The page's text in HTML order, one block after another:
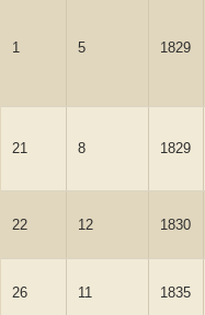
1 5 1829
21 8 1829
22 12 1830
26 11 1835